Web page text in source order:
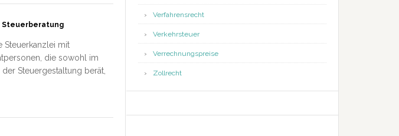
Steuerberatung
Steuerkanzlei mit
die sowohl im
Steuergestaltung berät,
Verfahrensrecht
Verkehrsteuer
Verrechnungspreise
Zollrecht